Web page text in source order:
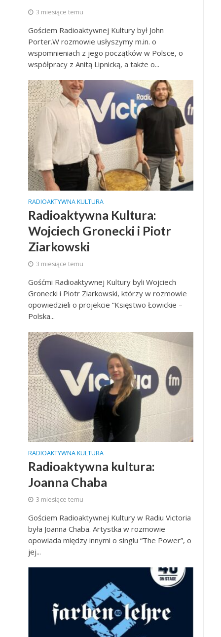
3 miesiące temu
Gościem Radioaktywnej Kultury był John
Porter.W rozmowie usłyszymy m.in. o
wspomnieniach z jego początków w Polsce, o
współpracy z Anitą Lipnicką, a także o...
RADIOAKTYWNA KULTURA
Radioaktywna Kultura:
Wojciech Gronecki i Piotr
Ziarkowski
3 miesiące temu
Gośćmi Radioaktywnej Kultury byli Wojciech
Gronecki i Piotr Ziarkowski, którzy w rozmowie
opowiedzieli o projekcie “Księstwo Łowickie –
Polska...
RADIOAKTYWNA KULTURA
Radioaktywna kultura:
Joanna Chaba
3 miesiące temu
Gościem Radioaktywnej Kultury w Radiu Victoria
była Joanna Chaba. Artystka w rozmowie
opowiada między innymi o singlu “The Power”, o
jej...